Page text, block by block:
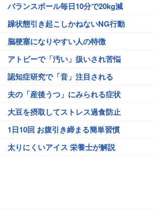
バランスボール毎日10分で20kg減
躁状態引き起こしかねないNG行動
脳梗塞になりやすい人の特徴
アトピーで「汚い」扱いされ苦悩
認知症研究で「音」注目される
夫の「産後うつ」にみられる症状
大豆を摂取してストレス過食防止
1日10回 お腹引き締まる簡単習慣
太りにくいアイス 栄養士が解説